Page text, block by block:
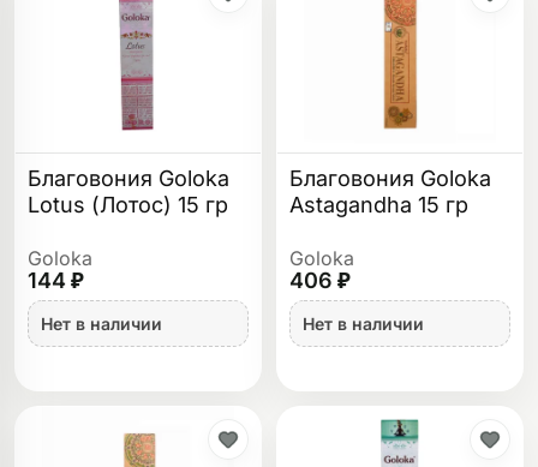
Благовония Goloka
Lotus (Лотос) 15 гр
Goloka
144 ₽
Нет в наличии
Благовония Goloka
Astagandha 15 гр
Goloka
406 ₽
Нет в наличии